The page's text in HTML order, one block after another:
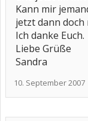
Kann mir
jetzt dann
Ich danke Euch.
Liebe Grüße
Sandra
10. September 2007